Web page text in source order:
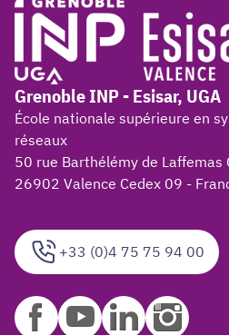
+33 (0)4 75 75 94 00
Grenoble INP - Esisar, UGA
École nationale supérieure en
réseaux
50 rue Barthélémy de Laffemas
26902 Valence Cedex 09 -